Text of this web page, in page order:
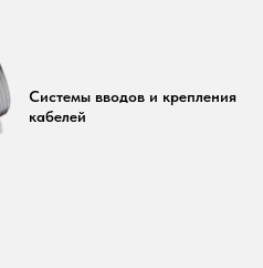
Системы вводов и крепления
кабелей